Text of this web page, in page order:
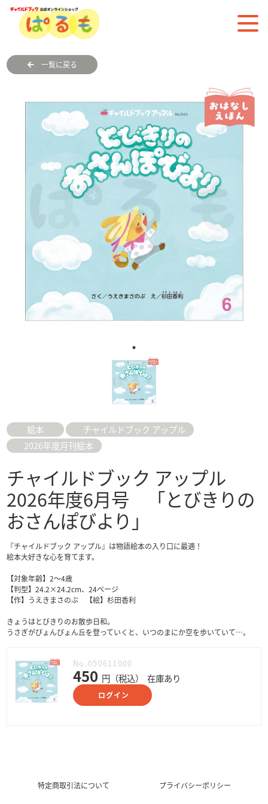
一覧に戻る
絵本
チャイルドブック アップル
2026年度月刊絵本
チャイルドブック アップル
2026年度6月号 「とびきりの
おさんぽびより」
『チャイルドブック アップル』は物語絵本の入り口に最適！
絵本大好きな心を育てます。
【対象年齢】2～4歳
【判型】24.2×24.2cm、24ページ
【作】うえきまさのぶ 【絵】杉田香利
きょうはとびきりのお散歩日和。
うさぎがぴょんぴょん丘を登っていくと、いつのまにか空を歩いていて…。
No.050611000
450 円（税込） 在庫あり
ログイン
特定商取引法について プライバシーポリシー